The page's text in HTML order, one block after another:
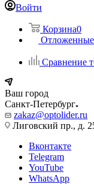
Войти
Корзина0
Отложенные
Сравнение
Ваш город
Санкт-Петербург
zakaz@optolider.ru
Лиговский пр., д.
Вконтакте
Telegram
YouTube
WhatsApp